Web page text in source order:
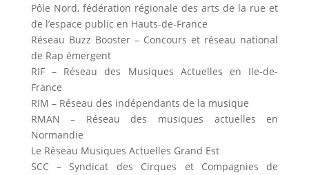
Pôle Nord, fédération régionale des arts de la rue et
de l’espace public en Hauts-de-France
Réseau Buzz Booster – Concours et réseau national
de Rap émergent
RIF – Réseau des Musiques Actuelles en Ile-de-
France
RIM – Réseau des indépendants de la musique
RMAN – Réseau des musiques actuelles en
Normandie
Le Réseau Musiques Actuelles Grand Est
SCC – Syndicat des Cirques et Compagnies de